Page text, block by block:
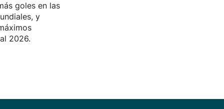
goles en las
y
2026.